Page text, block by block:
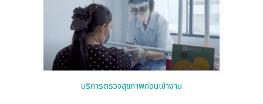
บริการตรวจสุขภาพก่อนเข้างาน